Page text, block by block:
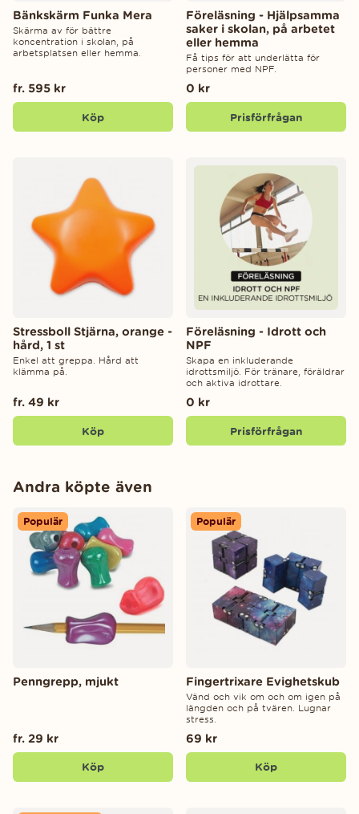
Bänkskärm Funka Mera
Skärma av för bättre
koncentration i skolan, på
arbetsplatsen eller hemma.
fr. 595 kr
Köp
Föreläsning - Hjälpsamma
saker i skolan, på arbetet
eller hemma
Få tips för att underlätta för
personer med NPF.
0 kr
Prisförfrågan
Stressboll Stjärna, orange -
hård, 1 st
Enkel att greppa. Hård att
klämma på.
fr. 49 kr
Köp
Föreläsning - Idrott och
NPF
Skapa en inkluderande
idrottsmiljö. För tränare, föräldrar
och aktiva idrottare.
0 kr
Prisförfrågan
Andra köpte även
Populär
Penngrepp, mjukt
fr. 29 kr
Köp
Populär
Fingertrixare Evighetskub
Vänd och vik om och om igen på
längden och på tvären. Lugnar
stress.
69 kr
Köp